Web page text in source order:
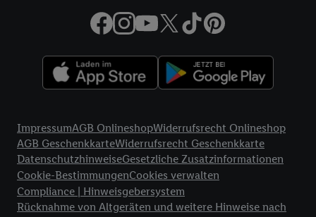
ImpressumAGB OnlineshopWiderrufsrecht Onlineshop
AGB GeschenkkarteWiderrufsrecht Geschenkkarte
DatenschutzhinweiseGesetzliche Zusatzinformationen
Cookie-BestimmungenCookies verwalten
Compliance | Hinweisgebersystem
Rücknahme von Altgeräten und weitere Hinweise nach
Netzbetreiber weiter, der anhand der IP-Adresse und einer
Kundenkonto-Referenz, wie z.B. Ihrer Mobilfunknummer, eine
verwenden, um Sie wiederzuerkennen und Erkenntnisse über
Ihr Nutzungsverhalten in den Lidl-Diensten zu erfassen.
werden, damit wir Ihnen dort personalisierte Werbung
ausspielen können. Sie können Ihre Einwilligung speziell zur
Nutzung der Utiq-Technologie - zusätzlich zur weiter unten
erläuterten Möglichkeit, Ihre Einwilligung generell zu
widerrufen - jederzeit auch überdas Datenschutzportal von